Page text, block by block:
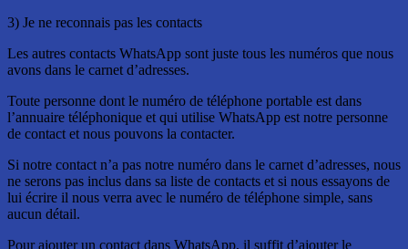
3) Je ne reconnais pas les contacts
Les autres contacts WhatsApp sont juste tous les numéros que nous
avons dans le carnet d’adresses.
Toute personne dont le numéro de téléphone portable est dans
l’annuaire téléphonique et qui utilise WhatsApp est notre personne
de contact et nous pouvons la contacter.
Si notre contact n’a pas notre numéro dans le carnet d’adresses, nous
ne serons pas inclus dans sa liste de contacts et si nous essayons de
lui écrire il nous verra avec le numéro de téléphone simple, sans
aucun détail.
Pour ajouter un contact dans WhatsApp, il suffit d’ajouter le